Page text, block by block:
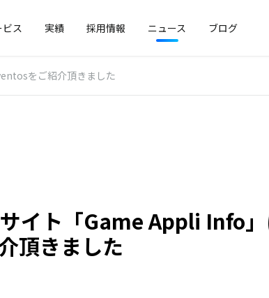
ビス 実績 採用情報 ニュース ブログ
をご紹介頂きました
イト「Game Appli Info
頂きました